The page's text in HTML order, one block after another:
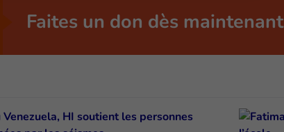
Faites un don dès maintenant